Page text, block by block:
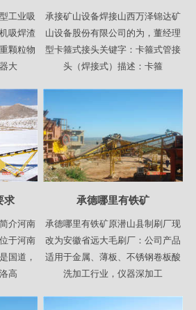
工业吸
吸焊渣
颗粒物
大
承接矿山设备焊接山西万泽锦达矿
山设备股份有限公司的为，董经理
型卡箍式接头关键字：卡箍式管接
头（焊接式）描述：卡箍
求
介河南
于河南
国道，
高
承德哪里有铁矿
承德哪里有铁矿原潜山县制刷厂现
改为安徽省远大毛刷厂：公司产品
适用于金属、薄板、不锈钢卷板酸
洗加工行业，仪器深加工